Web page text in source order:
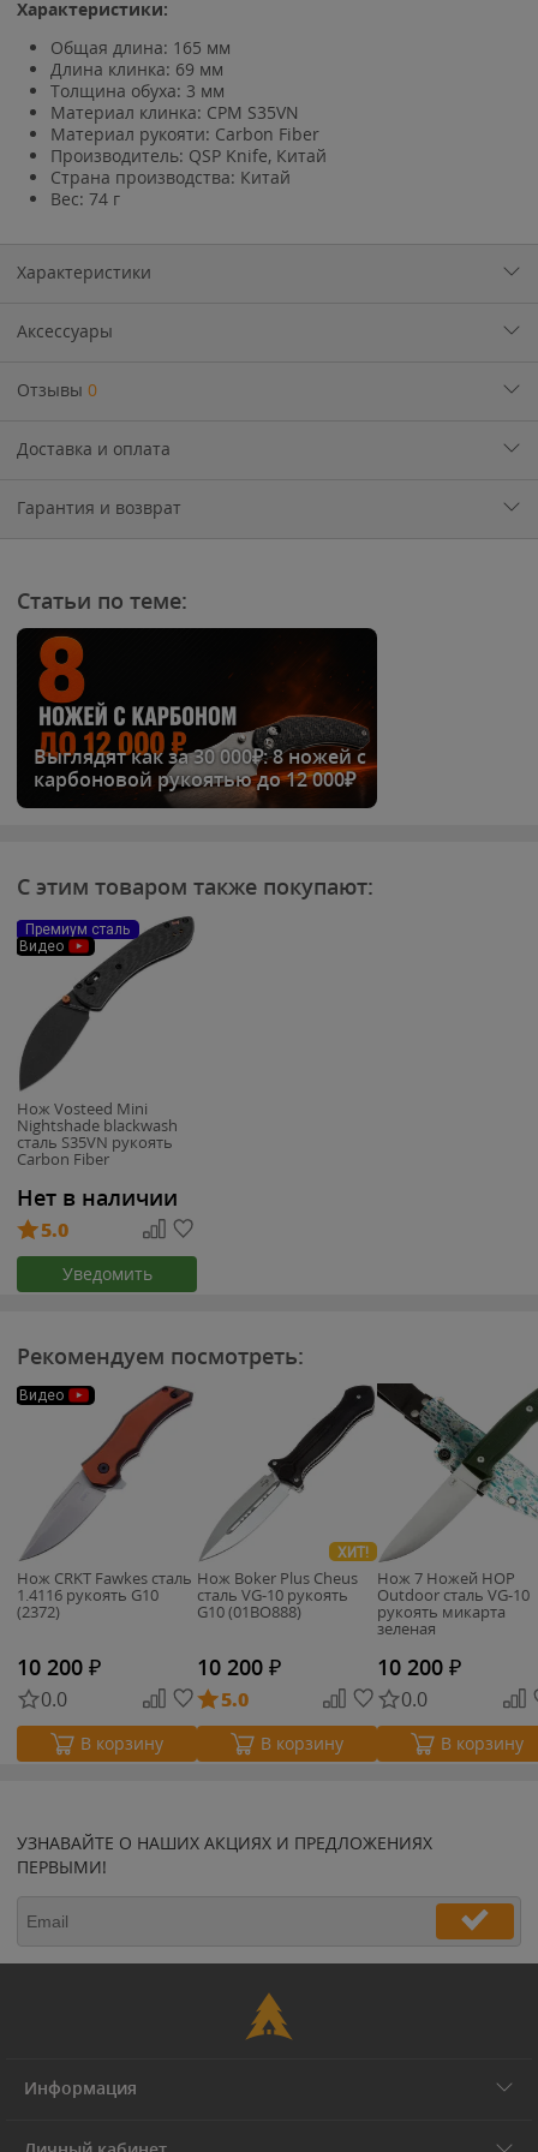
Характеристики:
Общая длина: 165 мм
Длина клинка: 69 мм
Толщина обуха: 3 мм
Материал клинка: CPM S35VN
Материал рукояти: Carbon Fiber
Производитель: QSP Knife, Китай
Страна производства: Китай
Вес: 74 г
Характеристики
Аксессуары
Отзывы 0
Доставка и оплата
Гарантия и возврат
Статьи по теме:
Выглядят как за 30 000₽: 8 ножей с
карбоновой рукоятью до 12 000₽
С этим товаром также покупают:
Премиум сталь
Видео
Нож Vosteed Mini
Nightshade blackwash
сталь S35VN рукоять
Carbon Fiber
Нет в наличии
5.0
Уведомить
Рекомендуем посмотреть:
Видео
Нож CRKT Fawkes сталь
1.4116 рукоять G10
(2372)
10 200 ₽
0.0
В корзину
ХИТ!
Нож Boker Plus Cheus
сталь VG-10 рукоять
G10 (01BO888)
10 200 ₽
5.0
В корзину
Нож 7 Ножей HOP
Outdoor сталь VG-10
рукоять микарта
зеленая
10 200 ₽
0.0
В корзину
УЗНАВАЙТЕ О НАШИХ АКЦИЯХ И ПРЕДЛОЖЕНИЯХ
ПЕРВЫМИ!
Информация